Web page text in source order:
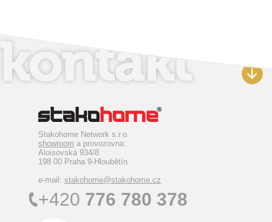
Stakohome Network s.r.o.
showroom a provozovna:
Aloisovská 934/8
198 00 Praha 9-Hloubětín
e-mail: stakohome@stakohome.cz
+420 776 780 378